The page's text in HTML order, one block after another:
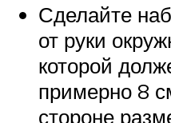
Сделайте
от руки
которой
примерно 8
стороне